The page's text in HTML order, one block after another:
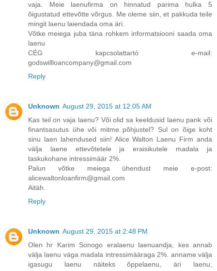
vaja. Meie laenufirma on hinnatud parima hulka 5
õigustatud ettevõtte võrgus. Me oleme siin, et pakkuda teile
mingit laenu laiendada oma äri.
Võtke meiega juba täna rohkem informatsiooni saada oma
laenu
CÉG kapcsolattartó e-mail:
godswillloancompany@gmail.com
Reply
Unknown August 29, 2015 at 12:05 AM
Kas teil on vaja laenu? Või olid sa keeldusid laenu pank või
finantsasutus ühe või mitme põhjustel? Sul on õige koht
sinu laen lahendused siin! Alice Walton Laenu Firm anda
välja laene ettevõtetele ja eraisikutele madala ja
taskukohane intressimäär 2%.
Palun võtke meiega ühendust meie e-post:
alicewaltonloanfirm@gmail.com
Aitäh.
Reply
Unknown August 29, 2015 at 2:48 PM
Olen hr Karim Sonogo eralaenu laenuandja, kes annab
välja laenu väga madala intressimääraga 2%. anname välja
igasugu laenu näiteks õppelaenu, äri laenu,